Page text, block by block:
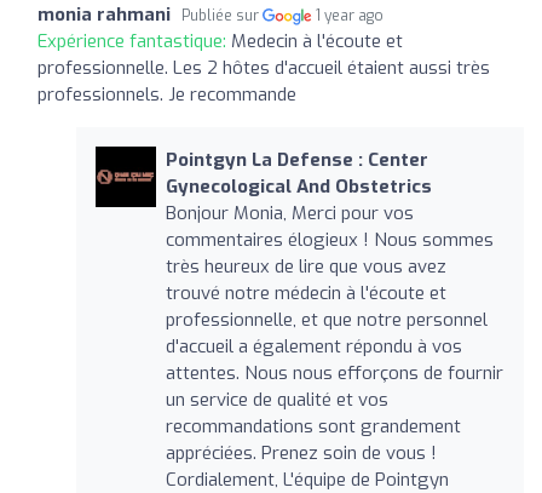
monia rahmani Publiée sur 1 year ago
Expérience fantastique: Medecin à l'écoute et
professionnelle. Les 2 hôtes d'accueil étaient aussi très
professionnels. Je recommande
Pointgyn La Defense : Center
Gynecological And Obstetrics
Bonjour Monia, Merci pour vos
commentaires élogieux ! Nous sommes
très heureux de lire que vous avez
trouvé notre médecin à l'écoute et
professionnelle, et que notre personnel
d'accueil a également répondu à vos
attentes. Nous nous efforçons de fournir
un service de qualité et vos
recommandations sont grandement
appréciées. Prenez soin de vous !
Cordialement, L'équipe de Pointgyn